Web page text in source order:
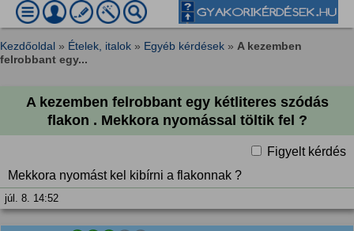
Kezdőoldal » Ételek, italok » Egyéb kérdések » A kezemben
felrobbant egy...
A kezemben felrobbant egy kétliteres szódás
flakon . Mekkora nyomással töltik fel ?
Figyelt kérdés
Mekkora nyomást kel kibírni a flakonnak ?
júl. 8. 14:52